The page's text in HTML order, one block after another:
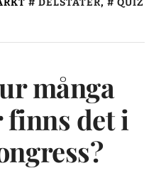
många
det i